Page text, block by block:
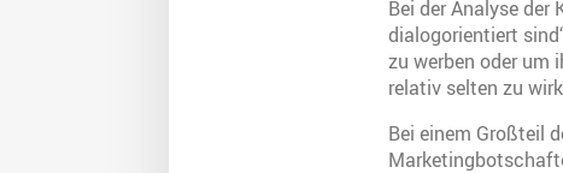
Bei der Analyse
dialogorientiert
zu werben oder um
relativ selten zu
Bei einem Großteil